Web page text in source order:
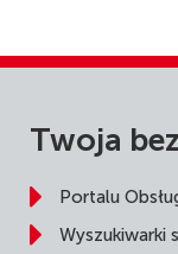
Twoja
Portalu
Wyszukiwarki